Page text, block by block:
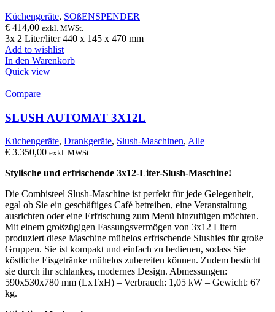
Küchengeräte, SOßENSPENDER
€ 414,00 exkl. MWSt.
3x 2 Liter/liter 440 x 145 x 470 mm
Add to wishlist
In den Warenkorb
Quick view
Compare
SLUSH AUTOMAT 3X12L
Küchengeräte, Drankgeräte, Slush-Maschinen, Alle
€ 3.350,00 exkl. MWSt.
Stylische und erfrischende 3x12-Liter-Slush-Maschine!
Die Combisteel Slush-Maschine ist perfekt für jede Gelegenheit,
egal ob Sie ein geschäftiges Café betreiben, eine Veranstaltung
ausrichten oder eine Erfrischung zum Menü hinzufügen möchten.
Mit einem großzügigen Fassungsvermögen von 3x12 Litern
produziert diese Maschine mühelos erfrischende Slushies für große
Gruppen. Sie ist kompakt und einfach zu bedienen, sodass Sie
köstliche Eisgetränke mühelos zubereiten können. Zudem besticht
sie durch ihr schlankes, modernes Design. Abmessungen:
590x530x780 mm (LxTxH) – Verbrauch: 1,05 kW – Gewicht: 67
kg.